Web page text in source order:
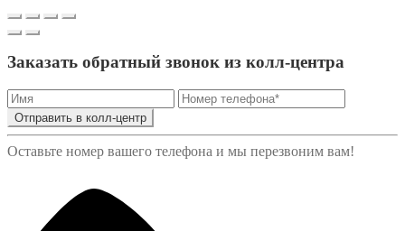
Заказать обратный звонок из колл-центра
Отправить в колл-центр
Оставьте номер вашего телефона и мы перезвоним вам!